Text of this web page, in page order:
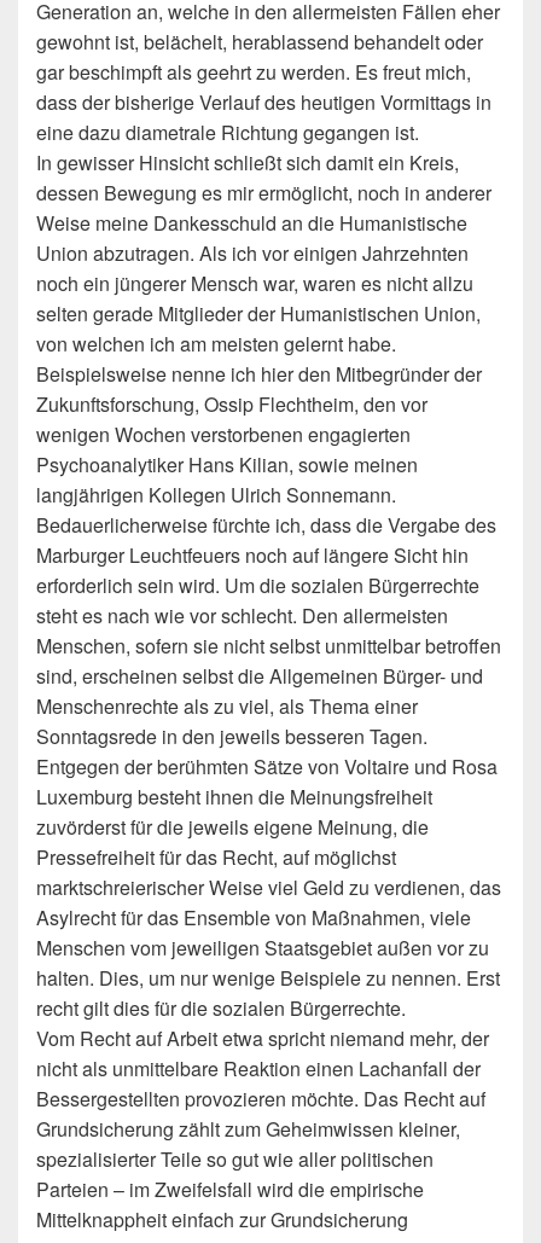
Generation an, welche in den allermeisten Fällen eher
gewohnt ist, belächelt, herablassend behandelt oder
gar beschimpft als geehrt zu werden. Es freut mich,
dass der bisherige Verlauf des heutigen Vormittags in
eine dazu diametrale Richtung gegangen ist.
In gewisser Hinsicht schließt sich damit ein Kreis,
dessen Bewegung es mir ermöglicht, noch in anderer
Weise meine Dankesschuld an die Humanistische
Union abzutragen. Als ich vor einigen Jahrzehnten
noch ein jüngerer Mensch war, waren es nicht allzu
selten gerade Mitglieder der Humanistischen Union,
von welchen ich am meisten gelernt habe.
Beispielsweise nenne ich hier den Mitbegründer der
Zukunftsforschung, Ossip Flechtheim, den vor
wenigen Wochen verstorbenen engagierten
Psychoanalytiker Hans Kilian, sowie meinen
langjährigen Kollegen Ulrich Sonnemann.
Bedauerlicherweise fürchte ich, dass die Vergabe des
Marburger Leuchtfeuers noch auf längere Sicht hin
erforderlich sein wird. Um die sozialen Bürgerrechte
steht es nach wie vor schlecht. Den allermeisten
Menschen, sofern sie nicht selbst unmittelbar betroffen
sind, erscheinen selbst die Allgemeinen Bürger- und
Menschenrechte als zu viel, als Thema einer
Sonntagsrede in den jeweils besseren Tagen.
Entgegen der berühmten Sätze von Voltaire und Rosa
Luxemburg besteht ihnen die Meinungsfreiheit
zuvörderst für die jeweils eigene Meinung, die
Pressefreiheit für das Recht, auf möglichst
marktschreierischer Weise viel Geld zu verdienen, das
Asylrecht für das Ensemble von Maßnahmen, viele
Menschen vom jeweiligen Staatsgebiet außen vor zu
halten. Dies, um nur wenige Beispiele zu nennen. Erst
recht gilt dies für die sozialen Bürgerrechte.
Vom Recht auf Arbeit etwa spricht niemand mehr, der
nicht als unmittelbare Reaktion einen Lachanfall der
Bessergestellten provozieren möchte. Das Recht auf
Grundsicherung zählt zum Geheimwissen kleiner,
spezialisierter Teile so gut wie aller politischen
Parteien – im Zweifelsfall wird die empirische
Mittelknappheit einfach zur Grundsicherung